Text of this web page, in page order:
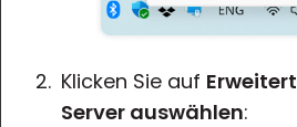
Klicken Sie auf Erweitert
Server auswählen: